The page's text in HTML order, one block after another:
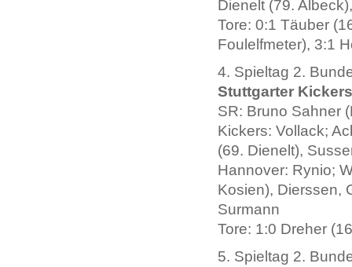
Dienelt (79.
Tore: 0:1 Täuber
Foulelfmeter), 3:1
4. Spieltag 2.
Stuttgarter
SR: Bruno Sahner
Kickers: Vollack;
(69. Dienelt),
Hannover: Rynio;
Kosien), Dierssen,
Surmann
Tore: 1:0 Dreher
5. Spieltag 2.